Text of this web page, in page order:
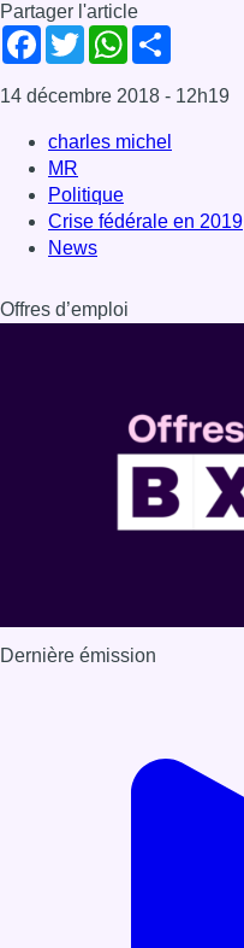
Partager l'article
Facebook
TwitterWhatsApp
14 décembre 2018 - 12h19
charles michel
MR
Politique
Crise fédérale en 2019
News
Offres d’emploi
Dernière émission